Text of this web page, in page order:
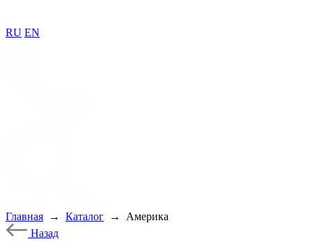
RU EN
Главная → Каталог →
Америка
Назад